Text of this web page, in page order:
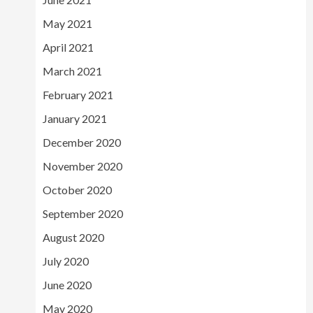
May 2021
April 2021
March 2021
February 2021
January 2021
December 2020
November 2020
October 2020
September 2020
August 2020
July 2020
June 2020
May 2020